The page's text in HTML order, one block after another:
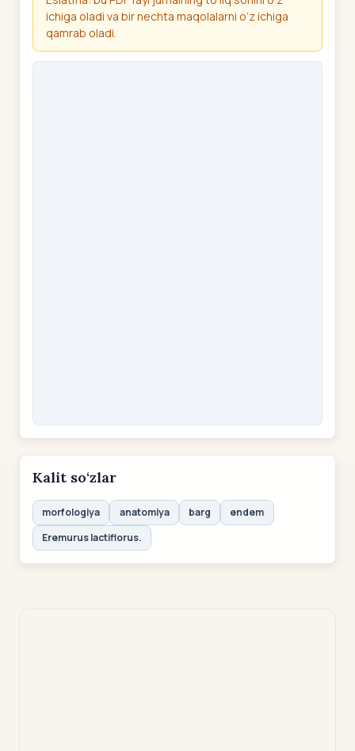
ichiga oladi va bir nechta maqolalarni o‘z ichiga
qamrab oladi.
Kalit so‘zlar
morfologiya anatomiya barg
endem
Eremurus lactiflorus.